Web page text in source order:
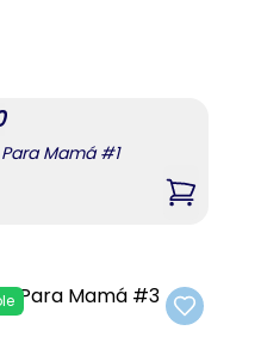
Mamá #1
,Combo
Add to